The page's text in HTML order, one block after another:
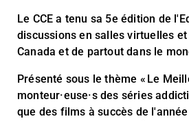
Le CCE a tenu sa 5e édition de
discussions en salles virtuelles
Canada et de partout dans le
Présenté sous le thème « Le
monteur·euse·s des séries
que des films à succès de l'année